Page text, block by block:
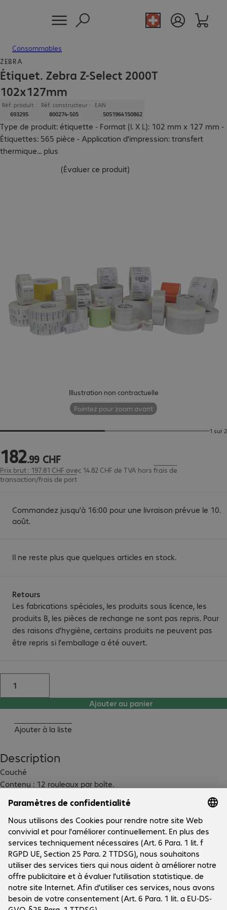
Consommables
Illustration non contractuelle
Pointez pour zoom avant
1 sur 2
ZEBRA
Étiquet. Zebra Z-Select 2000T
102x127mm
Réf. produit :
693295
Réf. constructeur :
800274-505
EAN
5051964150862
Type de produit: étiquette - Format (l. X L): 102 mm x 127 mm -
Étiquettes: 565 pièce - Application d'impression: transfert
thermique... plus
(Évaluer ce produit)
182.99 CHF
182.99 CHF
Prix brut : 197.81 CHF avec 14.82 CHF de TVA hors frais de
transaction/frais de port
Commandez jusqu’à 16:00 pour une livraison prévue le 10.
août.
Il ne reste plus que quelques articles en stock.
Retours
Les fabrications spéciales, les produits sous licence, les
produits B, les pièces de rechange ne sont pas repris. Pour
des raisons d’hygiène, certains produits ne peuvent pas
être repris si l’emballage a été ouvert.
Ajouter au panier
Ajouter à la liste
Description
Couché
Contenu : 12 rouleaux par boîte.
Données techniques
Téléchargements
Le groupe